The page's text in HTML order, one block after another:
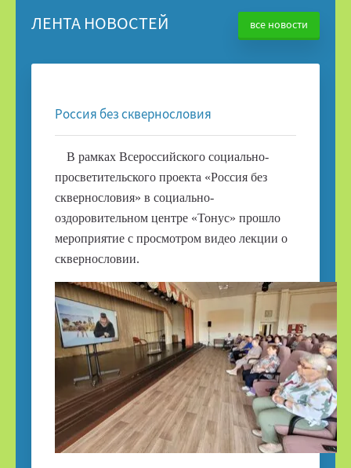
ЛЕНТА НОВОСТЕЙ все новости
Россия без сквернословия
В рамках Всероссийского социально-
просветительского проекта «Россия без
сквернословия» в социально-
оздоровительном центре «Тонус» прошло
мероприятие с просмотром видео лекции о
сквернословии.